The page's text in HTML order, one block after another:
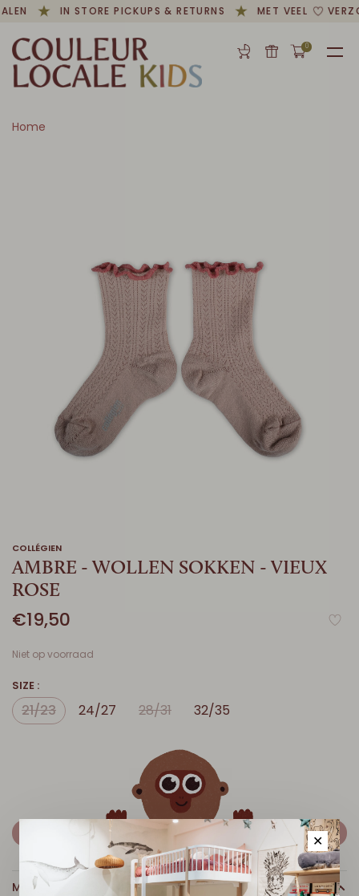
IN STORE PICKUPS & RETURNS MET VEEL
0
Home
COLLÉGIEN
AMBRE - WOLLEN SOKKEN - VIEUX
ROSE
€19,50
Niet op voorraad
SIZE :
21/23 24/27 28/31 32/35
NIET IN STOCK - MAIL MIJ
MEER INFO
✕